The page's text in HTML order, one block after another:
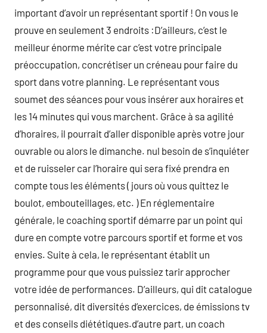
important d’avoir un représentant sportif ! On vous le
prouve en seulement 3 endroits :D’ailleurs, c’est le
meilleur énorme mérite car c’est votre principale
préoccupation, concrétiser un créneau pour faire du
sport dans votre planning. Le représentant vous
soumet des séances pour vous insérer aux horaires et
les 14 minutes qui vous marchent. Grâce à sa agilité
d’horaires, il pourrait d’aller disponible après votre jour
ouvrable ou alors le dimanche. nul besoin de s’inquiéter
et de ruisseler car l’horaire qui sera fixé prendra en
compte tous les éléments ( jours où vous quittez le
boulot, embouteillages, etc. ) En réglementaire
générale, le coaching sportif démarre par un point qui
dure en compte votre parcours sportif et forme et vos
envies. Suite à cela, le représentant établit un
programme pour que vous puissiez tarir approcher
votre idée de performances. D’ailleurs, qui dit catalogue
personnalisé, dit diversités d’exercices, de émissions tv
et des conseils diététiques.d’autre part, un coach